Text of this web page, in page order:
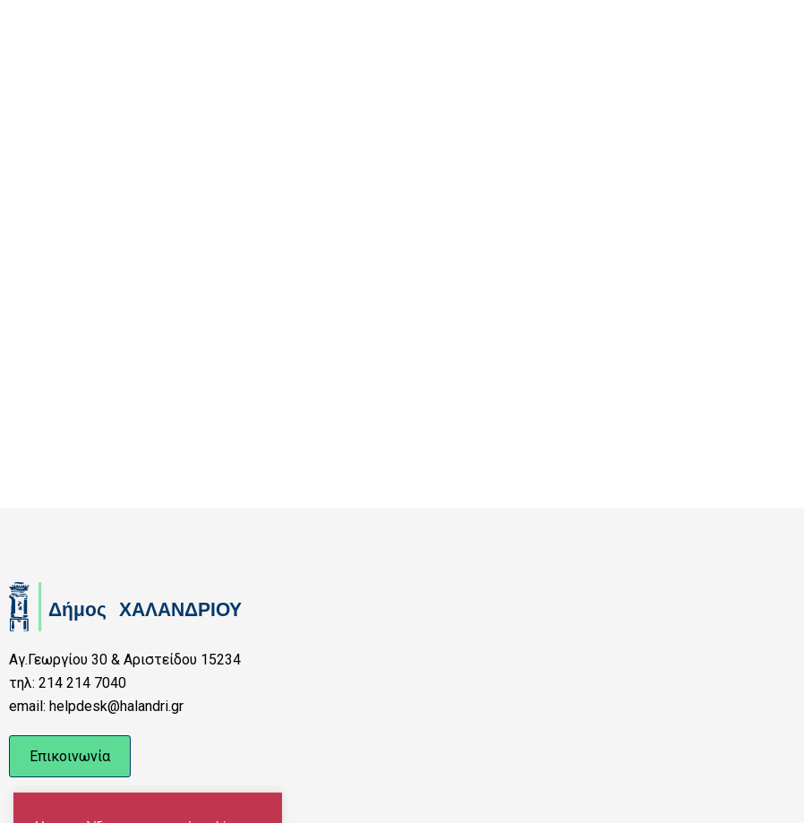
Αγ.Γεωργίου 30 & Αριστείδου 15234
τηλ: 214 214 7040
email: helpdesk@halandri.gr
Επικοινωνία